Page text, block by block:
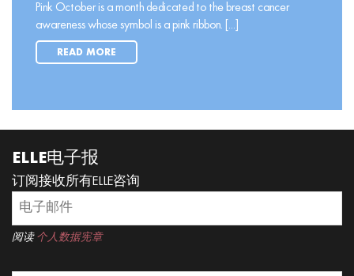
Pink October is a month dedicated to the breast cancer
awareness whose symbol is a pink ribbon. [...]
READ MORE
ELLE电子报
订阅接收所有ELLE咨询
阅读 个人数据宪章